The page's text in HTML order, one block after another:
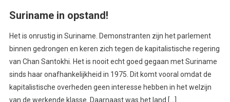
Suriname in opstand!
Het is onrustig in Suriname. Demonstranten zijn het parlement
binnen gedrongen en keren zich tegen de kapitalistische regering
van Chan Santokhi. Het is nooit echt goed gegaan met Suriname
sinds haar onafhankelijkheid in 1975. Dit komt vooral omdat de
kapitalistische overheden geen interesse hebben in het welzijn
van de werkende klasse. Daarnaast was het land […]